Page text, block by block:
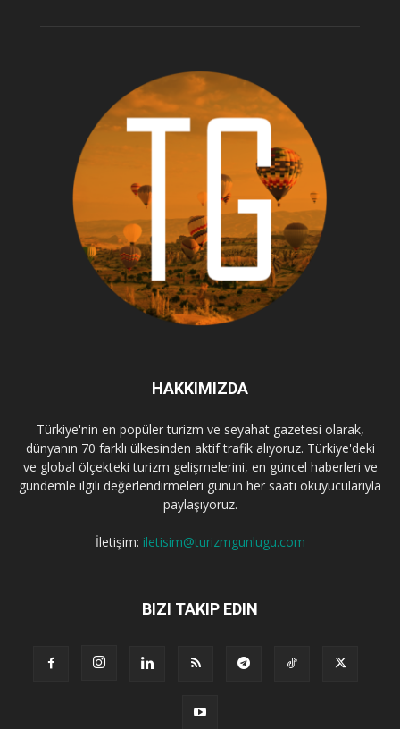
HAKKIMIZDA
Türkiye'nin en popüler turizm ve seyahat gazetesi olarak,
dünyanın 70 farklı ülkesinden aktif trafik alıyoruz. Türkiye'deki
ve global ölçekteki turizm gelişmelerini, en güncel haberleri ve
gündemle ilgili değerlendirmeleri günün her saati okuyucularıyla
paylaşıyoruz.
İletişim: iletisim@turizmgunlugu.com
BIZI TAKIP EDIN